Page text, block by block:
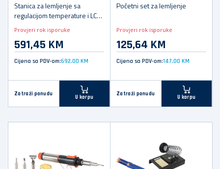
Stanica za lemljenje sa
regulacijom temperature i LCD
ekranom, antistatički dizajn
Provjeri rok isporuke
591,45 KM
Cijena sa PDV-om:692,00 KM
Zatraži ponudu
U korpu
Početni set za lemljenje
Provjeri rok isporuke
125,64 KM
Cijena sa PDV-om:147,00 KM
Zatraži ponudu
U korpu